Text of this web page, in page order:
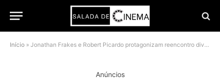
Início » Jonathan Frakes e Robert Picardo protagonizam reencontro divertido nos bastidores de Star Trek: Starfleet Academy
Anúncios